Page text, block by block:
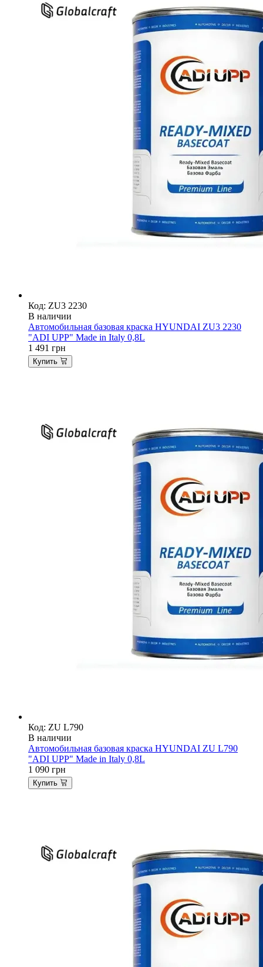
Код: ZU3 2230
В наличии
Автомобильная базовая краска HYUNDAI ZU3 2230
"ADI UPP" Made in Italy 0,8L
1 491 грн
Купить
Код: ZU L790
В наличии
Автомобильная базовая краска HYUNDAI ZU L790
"ADI UPP" Made in Italy 0,8L
1 090 грн
Купить